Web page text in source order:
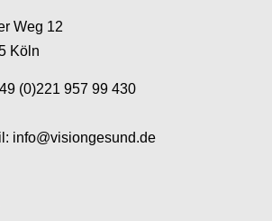
Weg 12
Köln
(0)221 957 99 430
info@visiongesund.de